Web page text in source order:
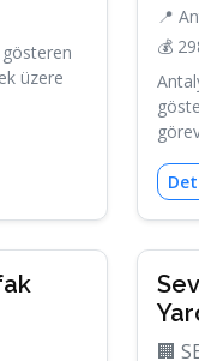
üzere
📍
💰
🏢